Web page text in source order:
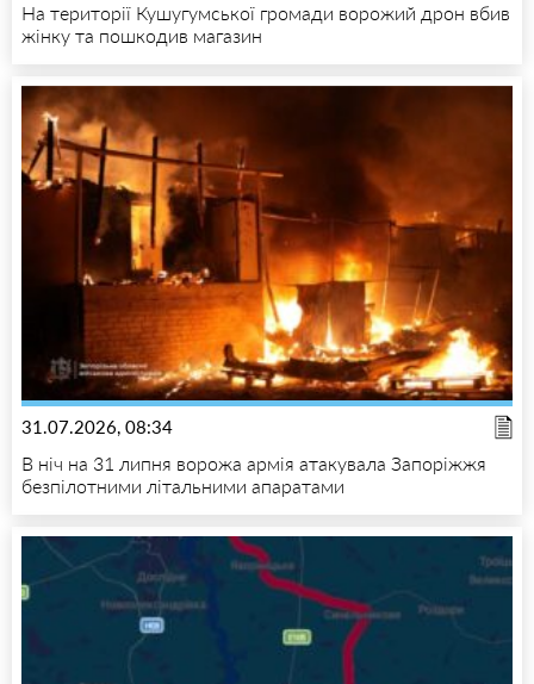
На території Кушугумської громади ворожий дрон вбив
жінку та пошкодив магазин
31.07.2026, 08:34
В ніч на 31 липня ворожа армія атакувала Запоріжжя
безпілотними літальними апаратами